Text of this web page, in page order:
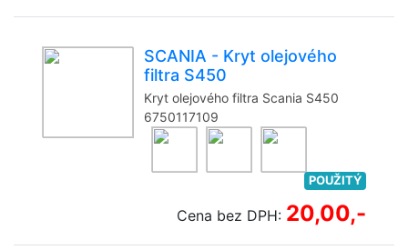
SCANIA - Kryt olejového
filtra S450
Kryt olejového filtra Scania S450
6750117109
POUŽITÝ
Cena bez DPH: 20,00,-